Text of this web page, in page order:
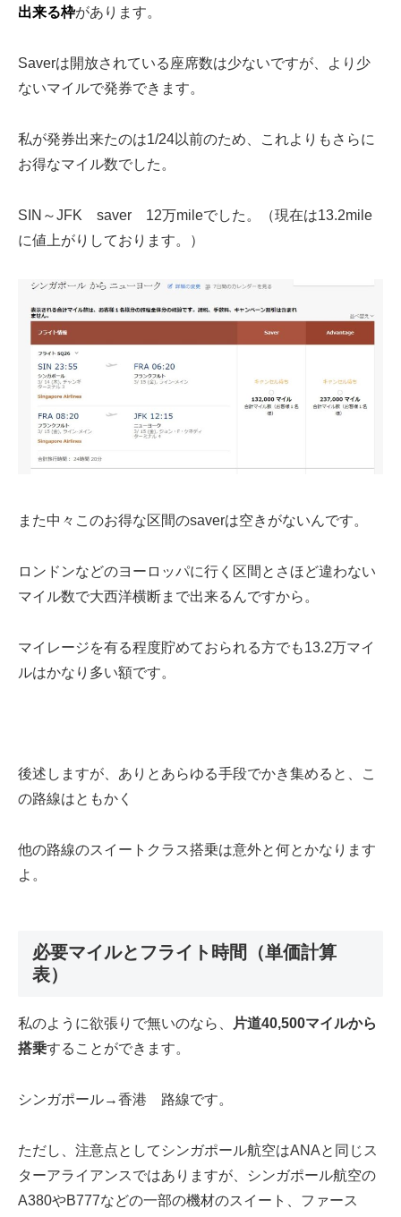
出来る枠があります。
Saverは開放されている座席数は少ないですが、より少
ないマイルで発券できます。
私が発券出来たのは1/24以前のため、これよりもさらに
お得なマイル数でした。
SIN～JFK saver 12万mileでした。（現在は13.2mile
に値上がりしております。）
また中々このお得な区間のsaverは空きがないんです。
ロンドンなどのヨーロッパに行く区間とさほど違わない
マイル数で大西洋横断まで出来るんですから。
マイレージを有る程度貯めておられる方でも13.2万マイ
ルはかなり多い額です。
後述しますが、ありとあらゆる手段でかき集めると、こ
の路線はともかく
他の路線のスイートクラス搭乗は意外と何とかなります
よ。
必要マイルとフライト時間（単価計算
表）
私のように欲張りで無いのなら、
片道40,500マイルから
搭乗することができます。
シンガポール→香港 路線です。
ただし、注意点としてシンガポール航空はANAと同じス
ターアライアンスではありますが、シンガポール航空の
A380やB777などの一部の機材のスイート、ファース